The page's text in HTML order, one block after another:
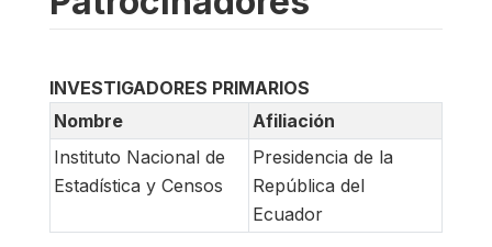
INVESTIGADORES PRIMARIOS
Nombre
Afiliación
Instituto Nacional de
Estadística y Censos
Presidencia de la
República del
Ecuador